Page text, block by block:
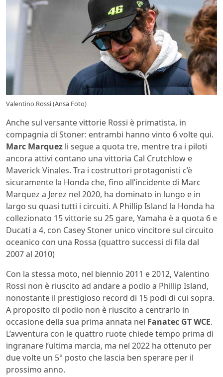
Valentino Rossi (Ansa Foto)
Anche sul versante vittorie Rossi è primatista, in
compagnia di Stoner: entrambi hanno vinto 6 volte qui.
Marc Marquez li segue a quota tre, mentre tra i piloti
ancora attivi contano una vittoria Cal Crutchlow e
Maverick Vinales. Tra i costruttori protagonisti c’è
sicuramente la Honda che, fino all’incidente di Marc
Marquez a Jerez nel 2020, ha dominato in lungo e in
largo su quasi tutti i circuiti. A Phillip Island la Honda ha
collezionato 15 vittorie su 25 gare, Yamaha è a quota 6 e
Ducati a 4, con Casey Stoner unico vincitore sul circuito
oceanico con una Rossa (quattro successi di fila dal
2007 al 2010)
Con la stessa moto, nel biennio 2011 e 2012, Valentino
Rossi non è riuscito ad andare a podio a Phillip Island,
nonostante il prestigioso record di 15 podi di cui sopra.
A proposito di podio non è riuscito a centrarlo in
occasione della sua prima annata nel Fanatec GT WCE.
L’avventura con le quattro ruote chiede tempo prima di
ingranare l’ultima marcia, ma nel 2022 ha ottenuto per
due volte un 5° posto che lascia ben sperare per il
prossimo anno.